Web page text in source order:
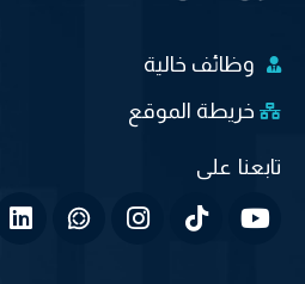
وظائف خالية
خريطة الموقع